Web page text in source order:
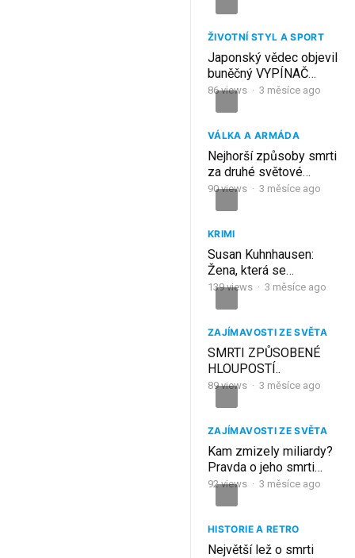
ŽIVOTNÍ STYL A SPORT
Japonský vědec objevil
buněčný VYPÍNAČ
SMRTI — aktivujete ho
86views · 3 měsíce ago
VÁLKA A ARMÁDA
Nejhorší způsoby smrti
za druhé světové
války?
90views · 3 měsíce ago
KRIMI
Susan Kuhnhausen:
Žena, která se
postavila smrti, KRIMI
139views · 3 měsíce ago
ZAJÍMAVOSTI ZE SVĚTA
SMRTI ZPŮSOBENÉ
HLOUPOSTÍ..
89views · 3 měsíce ago
ZAJÍMAVOSTI ZE SVĚTA
Kam zmizely miliardy?
Pravda o jeho smrti…
92views · 3 měsíce ago
HISTORIE A RETRO
Největší lež o smrti